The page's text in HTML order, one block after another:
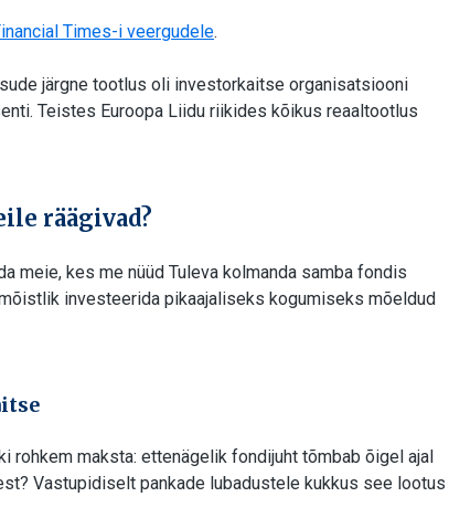
Times-i veergudele.
järgne tootlus oli investorkaitse organisatsiooni
Teistes Euroopa Liidu riikides kõikus reaaltootlus
räägivad?
meie, kes me nüüd Tuleva kolmanda samba fondis
investeerida pikaajaliseks kogumiseks mõeldud
maksta: ettenägelik fondijuht tõmbab õigel ajal
Vastupidiselt pankade lubadustele kukkus see lootus